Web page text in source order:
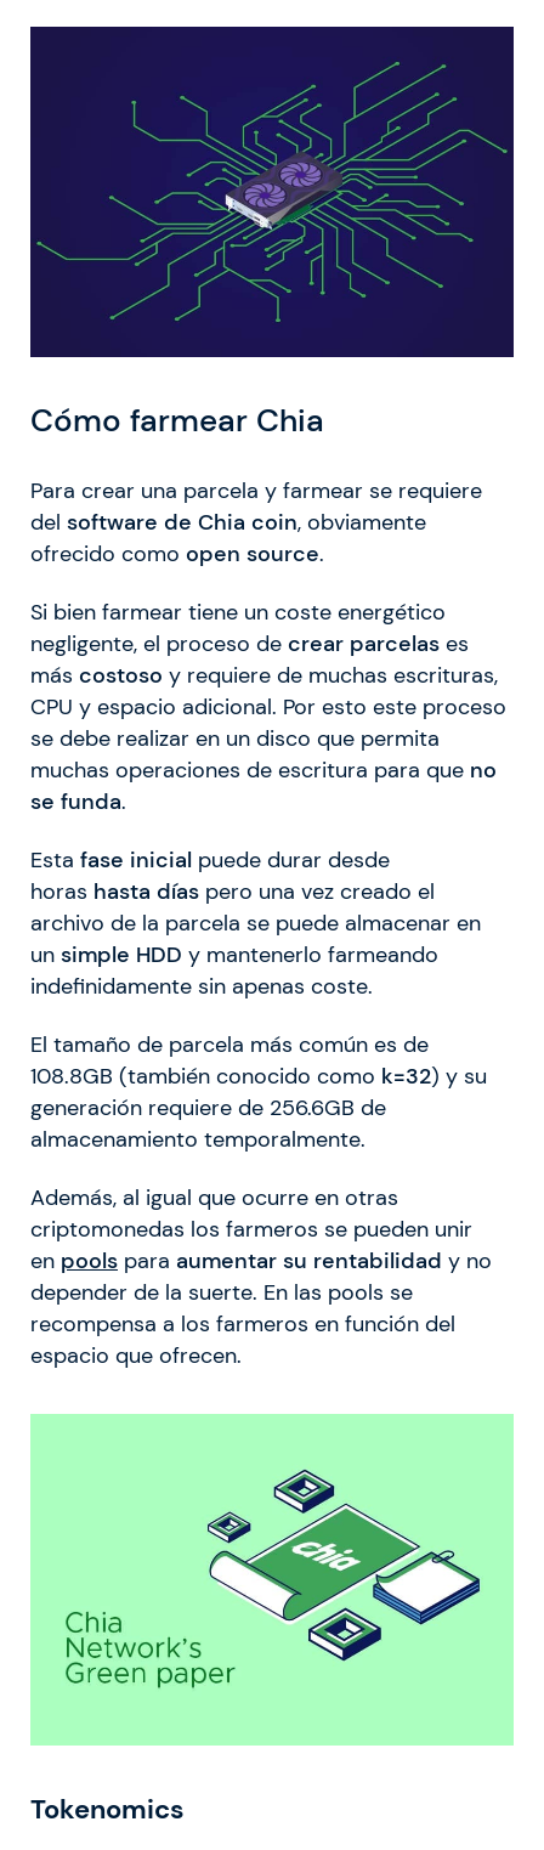
Cómo farmear Chia
Para crear una parcela y farmear se requiere
del software de Chia coin, obviamente
ofrecido como open source.
Si bien farmear tiene un coste energético
negligente, el proceso de crear parcelas es
más costoso y requiere de muchas escrituras,
CPU y espacio adicional. Por esto este proceso
se debe realizar en un disco que permita
muchas operaciones de escritura para que no
se funda.
Esta fase inicial puede durar desde
horas hasta días pero una vez creado el
archivo de la parcela se puede almacenar en
un simple HDD y mantenerlo farmeando
indefinidamente sin apenas coste.
El tamaño de parcela más común es de
108.8GB (también conocido como k=32) y su
generación requiere de 256.6GB de
almacenamiento temporalmente.
Además, al igual que ocurre en otras
criptomonedas los farmeros se pueden unir
en pools para aumentar su rentabilidad y no
depender de la suerte. En las pools se
recompensa a los farmeros en función del
espacio que ofrecen.
Tokenomics